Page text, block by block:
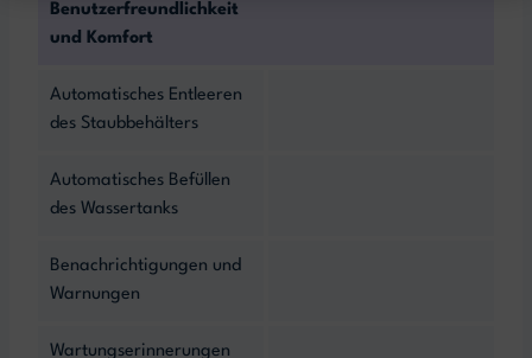
Benutzerfreundlichkeit
und Komfort
Automatisches Entleeren
des Staubbehälters
Automatisches Befüllen
des Wassertanks
Benachrichtigungen und
Warnungen
Wartungserinnerungen